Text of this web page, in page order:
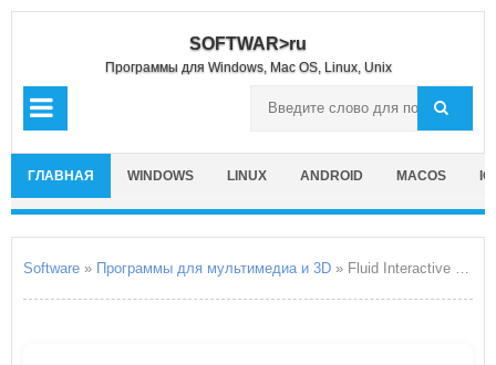
SOFTWAR>ru
Программы для Windows, Mac OS, Linux, Unix
ГЛАВНАЯ WINDOWS LINUX ANDROID MACOS
Software » Программы для мультимедиа и 3D » Fluid Interactive FluidImporter Pro, for Sketchup 2017 - 2026